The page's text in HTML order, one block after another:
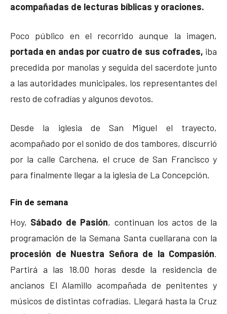
acompañadas de lecturas bíblicas y oraciones.
Poco público en el recorrido aunque la imagen,
portada en andas por cuatro de sus cofrades, iba
precedida por manolas y seguida del sacerdote junto
a las autoridades municipales, los representantes del
resto de cofradías y algunos devotos.
Desde la iglesia de San Miguel el trayecto,
acompañado por el sonido de dos tambores, discurrió
por la calle Carchena, el cruce de San Francisco y
para finalmente llegar a la iglesia de La Concepción.
Fin de semana
Hoy, Sábado de Pasión, continuan los actos de la
programación de la Semana Santa cuellarana con la
procesión de Nuestra Señora de la Compasión.
Partirá a las 18.00 horas desde la residencia de
ancianos El Alamillo acompañada de penitentes y
músicos de distintas cofradías. Llegará hasta la Cruz